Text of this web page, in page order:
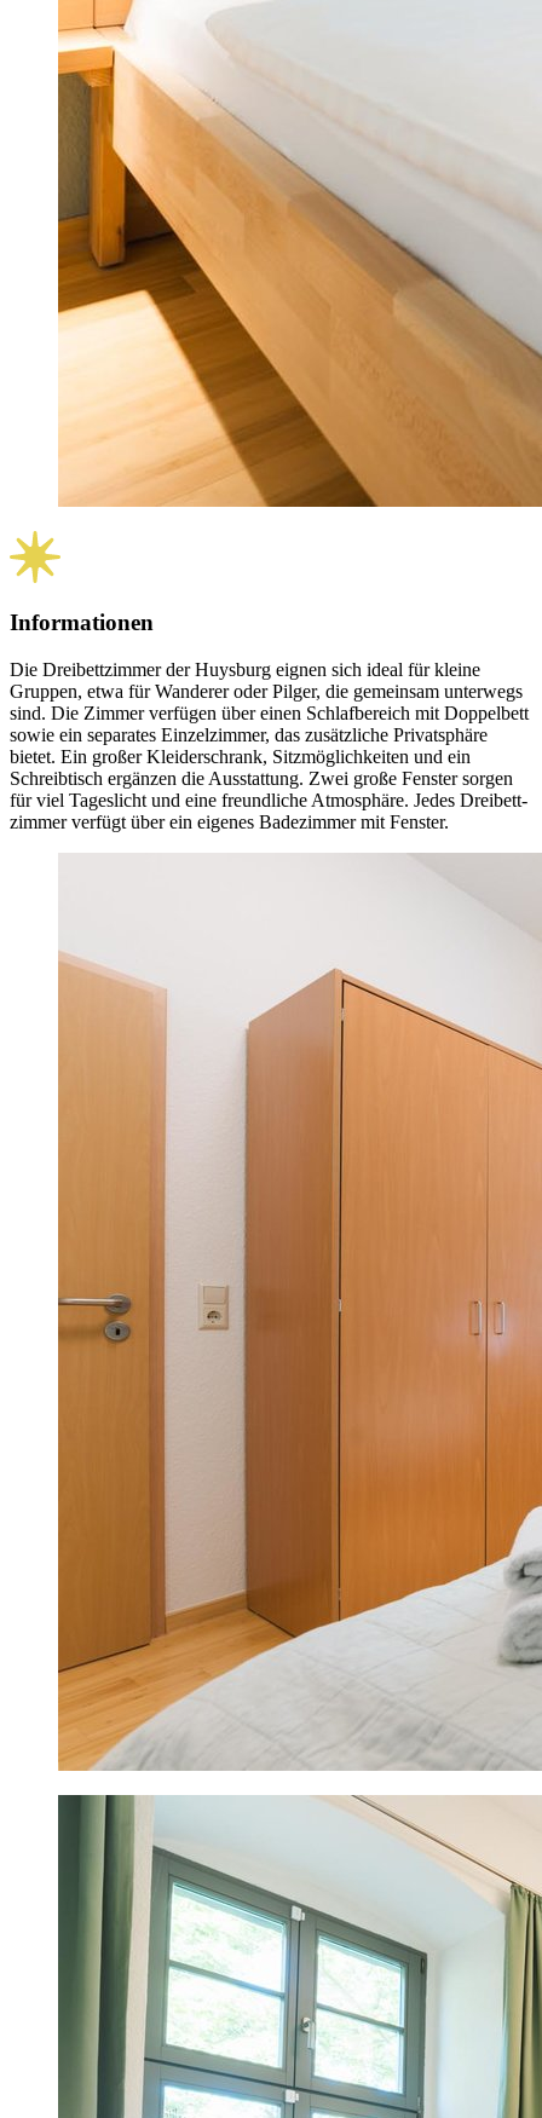
Informationen
Die Dreibett­zimmer der Huysburg eignen sich ideal für kleine
Gruppen, etwa für Wanderer oder Pilger, die gemeinsam unterwegs
sind. Die Zimmer verfügen über einen Schlafbereich mit Doppelbett
sowie ein separates Einzelzimmer, das zusätzliche Privat­sphäre
bietet. Ein großer Kleiderschrank, Sitz­möglichkeiten und ein
Schreibtisch ergänzen die Ausstattung. Zwei große Fenster sorgen
für viel Tageslicht und eine freundliche Atmosphäre. Jedes Dreibett­
zimmer verfügt über ein eigenes Badezimmer mit Fenster.